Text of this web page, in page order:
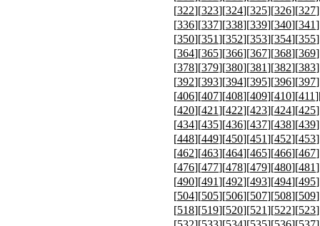
[322][323][324][325][326][327
[336][337][338][339][340][341
[350][351][352][353][354][355
[364][365][366][367][368][369
[378][379][380][381][382][383
[392][393][394][395][396][397
[406][407][408][409][410][411
[420][421][422][423][424][425
[434][435][436][437][438][439
[448][449][450][451][452][453
[462][463][464][465][466][467
[476][477][478][479][480][481
[490][491][492][493][494][495
[504][505][506][507][508][509
[518][519][520][521][522][523